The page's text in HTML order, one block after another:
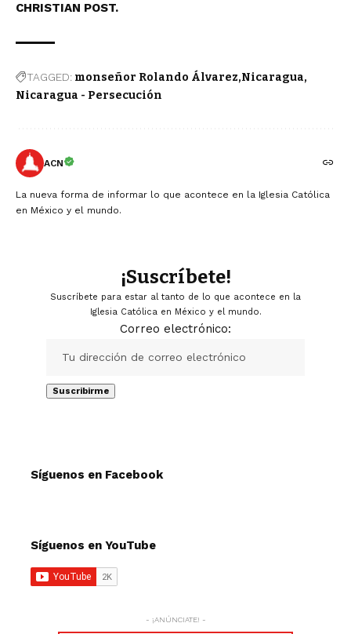
CHRISTIAN POST.
TAGGED: monseñor Rolando Álvarez Nicaragua
Nicaragua - Persecución
ACN
La nueva forma de informar lo que acontece en la Iglesia Católica
en México y el mundo.
¡Suscríbete!
Suscríbete para estar al tanto de lo que acontece en la
Iglesia Católica en México y el mundo.
Correo electrónico:
Síguenos en Facebook
Síguenos en YouTube
- ¡ANÚNCIATE! -